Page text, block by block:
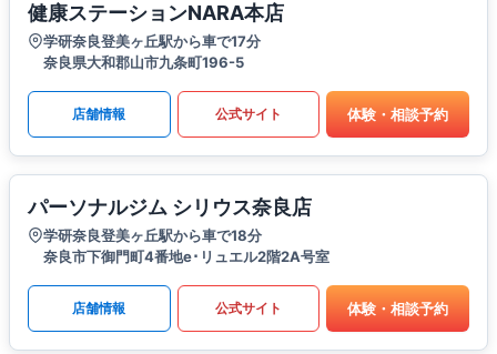
健康ステーションNARA本店
学研奈良登美ヶ丘駅から車で17分
奈良県大和郡山市九条町196-5
店舗情報 公式サイト 体験・相談予約
パーソナルジム シリウス奈良店
学研奈良登美ヶ丘駅から車で18分
奈良市下御門町4番地e･リュエル2階2A号室
店舗情報 公式サイト 体験・相談予約